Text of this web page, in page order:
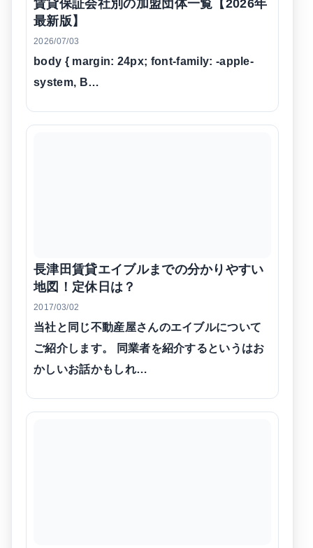
賃貸保証会社別の加盟団体一覧【2026年
最新版】
2026/07/03
body { margin: 24px; font-family: -apple-
system, B…
長津田賃貸エイブルまでの分かりやすい
地図！定休日は？
2017/03/02
当社と同じ不動産屋さんのエイブルについて
ご紹介します。 同業者を紹介するというはお
かしいお話かもしれ…